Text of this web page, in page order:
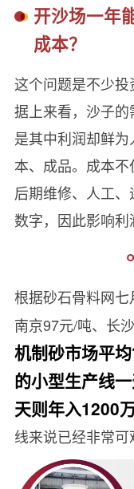
开沙场一年
成本？
这个问题是不少
据上来看，沙子
是其中利润却鲜
本、成品。成本
后期维修、人工
数字，因此影响利
根据砂石骨料网七
南京97元/吨、长
机制砂市场平
的小型生产线
天则年入1200万
线来说已经非常可